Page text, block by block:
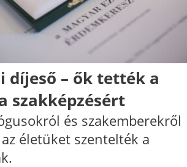
díjeső – ők tették a
szakképzésért
és szakemberekről
életüket szentelték a